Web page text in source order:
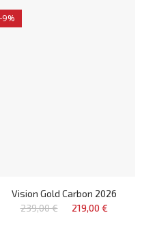
-9%
Vision Gold Carbon 2026
239,00 €
219,00 €